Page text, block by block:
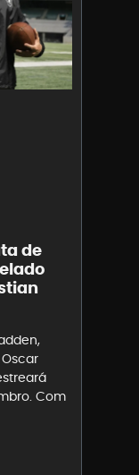
de
Com